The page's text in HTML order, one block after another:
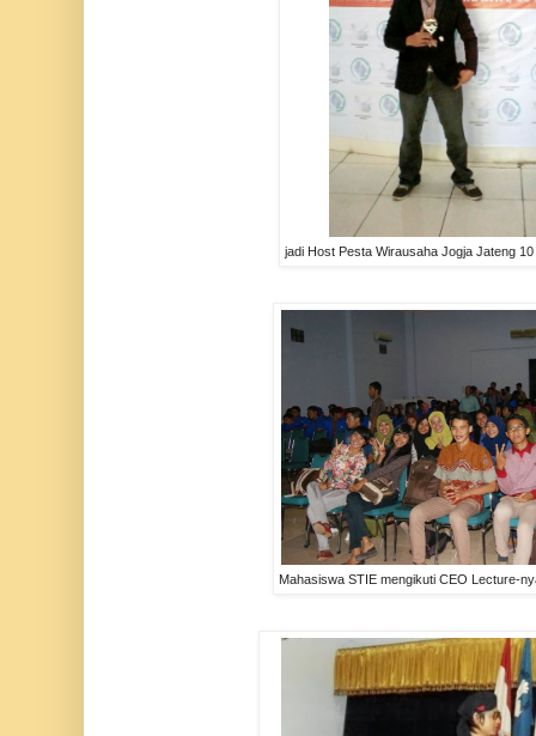
jadi Host Pesta Wirausaha Jogja Jateng
Mahasiswa STIE mengikuti CEO Lecture-